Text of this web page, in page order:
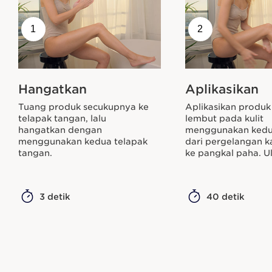
1
Hangatkan
Tuang produk secukupnya ke
telapak tangan, lalu
hangatkan dengan
menggunakan kedua telapak
tangan.
3 detik
2
Aplikasikan
Aplikasikan
lembut pada kulit
menggunakan
dari pergelangan
ke pangkal paha.
40 detik